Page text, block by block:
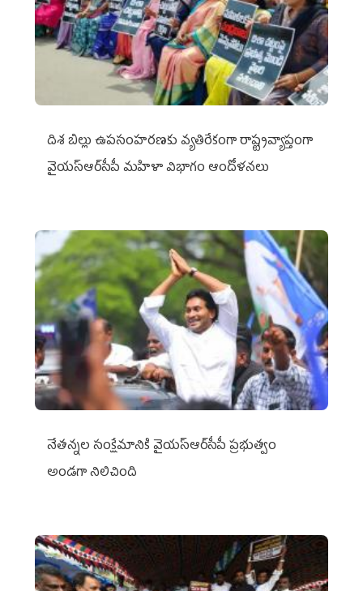
దిశ బిల్లు ఉపసంహరణకు వ్యతిరేకంగా రాష్ట్రవ్యాప్తంగా
వైయ‌స్ఆర్‌సీపీ మహిళా విభాగం ఆందోళనలు
నేతన్నల సంక్షేమానికి వైయ‌స్ఆర్‌సీపీ ప్రభుత్వం
అండగా నిలిచింది